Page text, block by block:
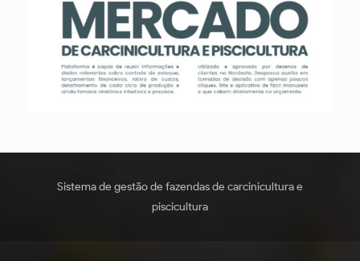
Sistema de gestão de fazendas de carcinicultura e
piscicultura